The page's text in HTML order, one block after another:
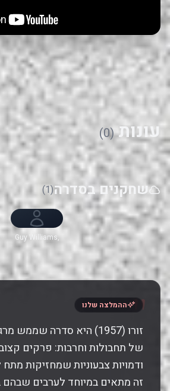
עונות(0)
שחקנים בסדרה(1)
Guy Williams,
Gene Sheldon,
" ההמלצה שלנו
זורו (1957) היא סדרה
של תחבולות וחרבות: פרקים
ודמויות צבעוניות שמחזיקות
זה מתאים במיוחד לערבים שבהם